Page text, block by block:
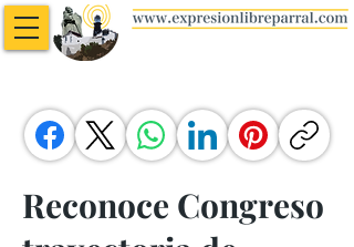
Reconoce Congreso